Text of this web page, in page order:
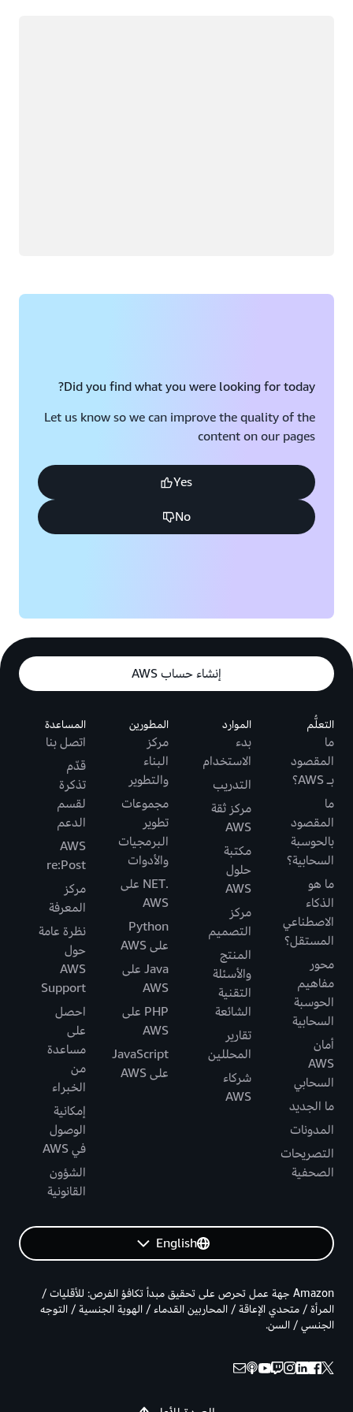
Did you find what you were looking for today?
Let us know so we can improve the quality of the
content on our pages
Yes
No
إنشاء حساب AWS
التعلُّم
ما
المقصود
بـ AWS؟
ما
المقصود
بالحوسبة
السحابية؟
ما هو
الذكاء
الاصطناعي
المستقل؟
محور
مفاهيم
الحوسبة
السحابية
أمان
AWS
السحابي
ما الجديد
المدونات
التصريحات
الصحفية
الموارد
بدء
الاستخدام
التدريب
مركز ثقة
AWS
مكتبة
حلول
AWS
مركز
التصميم
المنتج
والأسئلة
التقنية
الشائعة
تقارير
المحللين
شركاء
AWS
المطورين
مركز
البناء
والتطوير
مجموعات
تطوير
البرمجيات
والأدوات
.NET على
AWS
Python
على AWS
Java على
AWS
PHP على
AWS
JavaScript
على AWS
المساعدة
اتصل بنا
قدّم
تذكرة
لقسم
الدعم
AWS
re:Post
مركز
المعرفة
نظرة عامة
حول
AWS
Support
احصل
على
مساعدة
من
الخبراء
إمكانية
الوصول
في AWS
الشؤون
القانونية
English
Amazon جهة عمل تحرص على تحقيق مبدأ تكافؤ الفرص: للأقليات /
المرأة / متحدي الإعاقة / المحاربين القدماء / الهوية الجنسية / التوجه
الجنسي / السن.